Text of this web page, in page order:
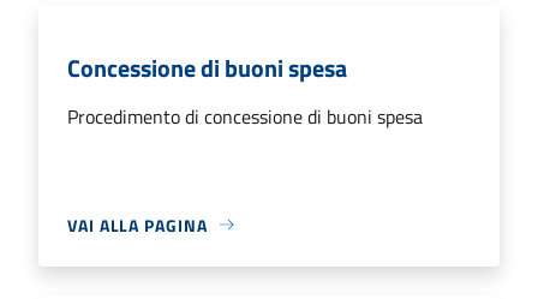
Concessione di buoni spesa
Procedimento di concessione di buoni spesa
VAI ALLA PAGINA